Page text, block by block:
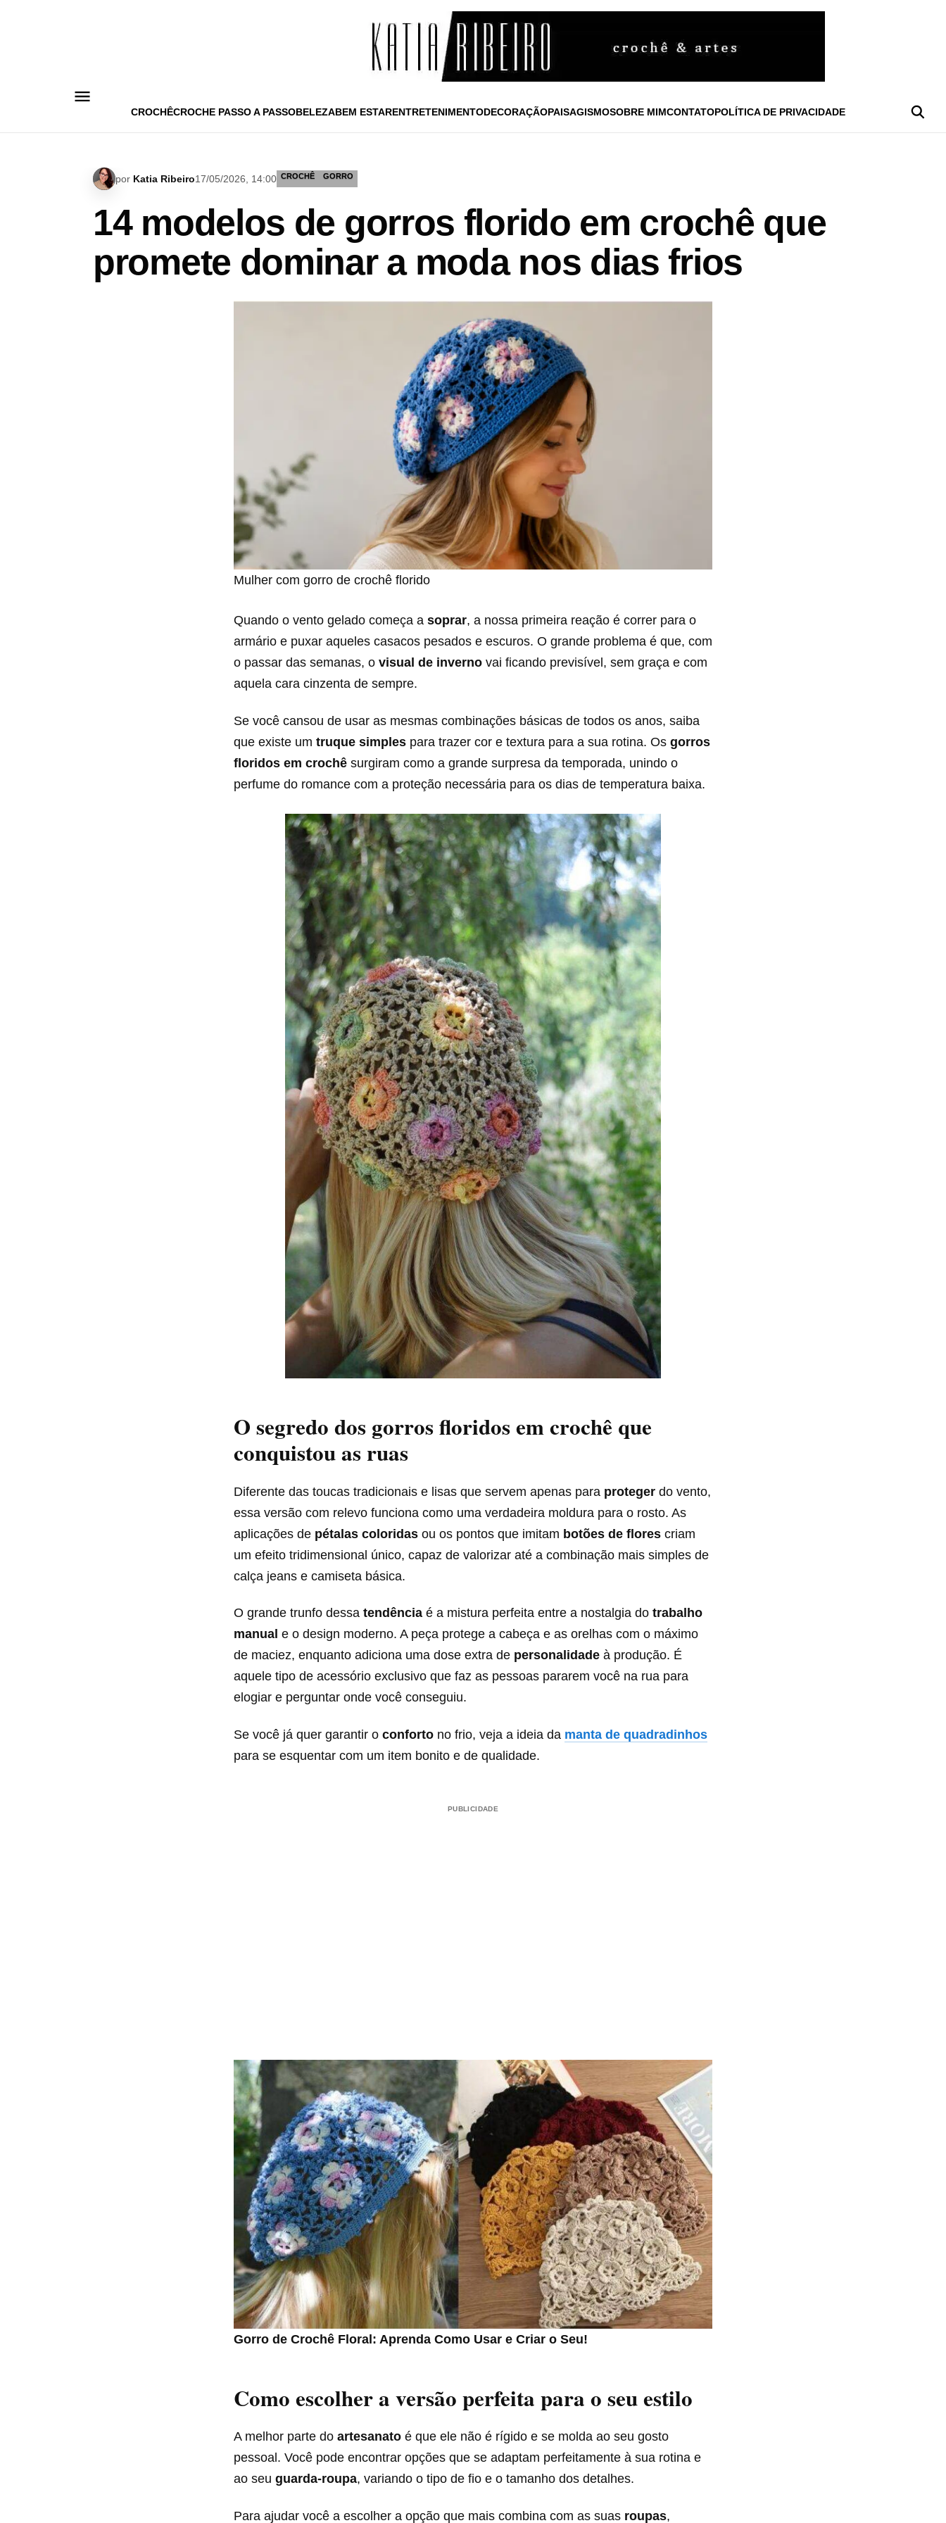
CROCHÊCROCHE PASSO A PASSOBELEZABEM ESTARENTRETENIMENTODECORAÇÃOPAISAGISMOSOBRE MIMCONTATOPOLÍTICA DE PRIVACIDADE
por Katia Ribeiro17/05/2026, 14:00 CROCHÊ GORRO
14 modelos de gorros florido em crochê que
promete dominar a moda nos dias frios
Mulher com gorro de crochê florido
Quando o vento gelado começa a soprar, a nossa primeira reação é correr para o
armário e puxar aqueles casacos pesados e escuros. O grande problema é que, com
o passar das semanas, o visual de inverno vai ficando previsível, sem graça e com
aquela cara cinzenta de sempre.
Se você cansou de usar as mesmas combinações básicas de todos os anos, saiba
que existe um truque simples para trazer cor e textura para a sua rotina. Os gorros
floridos em crochê surgiram como a grande surpresa da temporada, unindo o
perfume do romance com a proteção necessária para os dias de temperatura baixa.
O segredo dos gorros floridos em crochê que
conquistou as ruas
Diferente das toucas tradicionais e lisas que servem apenas para proteger do vento,
essa versão com relevo funciona como uma verdadeira moldura para o rosto. As
aplicações de pétalas coloridas ou os pontos que imitam botões de flores criam
um efeito tridimensional único, capaz de valorizar até a combinação mais simples de
calça jeans e camiseta básica.
O grande trunfo dessa tendência é a mistura perfeita entre a nostalgia do trabalho
manual e o design moderno. A peça protege a cabeça e as orelhas com o máximo
de maciez, enquanto adiciona uma dose extra de personalidade à produção. É
aquele tipo de acessório exclusivo que faz as pessoas pararem você na rua para
elogiar e perguntar onde você conseguiu.
Se você já quer garantir o conforto no frio, veja a ideia da manta de quadradinhos
para se esquentar com um item bonito e de qualidade.
PUBLICIDADE
Gorro de Crochê Floral: Aprenda Como Usar e Criar o Seu!
Como escolher a versão perfeita para o seu estilo
A melhor parte do artesanato é que ele não é rígido e se molda ao seu gosto
pessoal. Você pode encontrar opções que se adaptam perfeitamente à sua rotina e
ao seu guarda-roupa, variando o tipo de fio e o tamanho dos detalhes.
Para ajudar você a escolher a opção que mais combina com as suas roupas,